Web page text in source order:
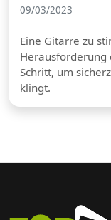
09/03/2023
Eine Gitarre zu
Herausforderung
Schritt, um
klingt.